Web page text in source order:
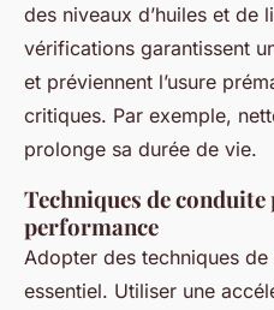
des niveaux d’huiles et de
vérifications garantissent
et préviennent l’usure
critiques. Par exemple,
prolonge sa durée de vie.
Techniques de
performance
Adopter des techniques de
essentiel. Utiliser une